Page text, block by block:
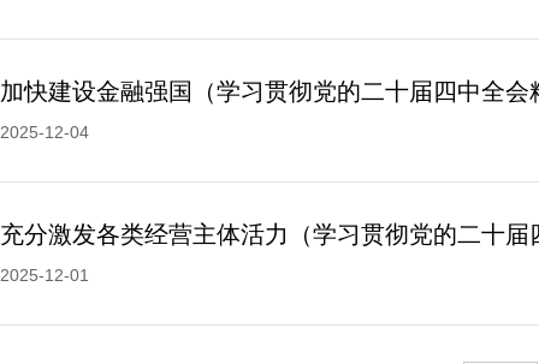
加快建设金融强国（学习贯彻党的二十届四中全会
2025-12-04
2025-12-01